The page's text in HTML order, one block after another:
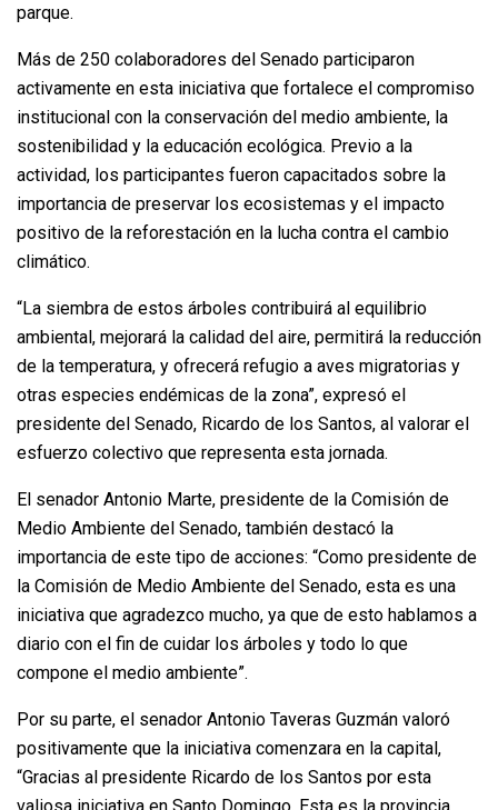
parque.
Más de 250 colaboradores del Senado participaron
activamente en esta iniciativa que fortalece el compromiso
institucional con la conservación del medio ambiente, la
sostenibilidad y la educación ecológica. Previo a la
actividad, los participantes fueron capacitados sobre la
importancia de preservar los ecosistemas y el impacto
positivo de la reforestación en la lucha contra el cambio
climático.
“La siembra de estos árboles contribuirá al equilibrio
ambiental, mejorará la calidad del aire, permitirá la reducción
de la temperatura, y ofrecerá refugio a aves migratorias y
otras especies endémicas de la zona”, expresó el
presidente del Senado, Ricardo de los Santos, al valorar el
esfuerzo colectivo que representa esta jornada.
El senador Antonio Marte, presidente de la Comisión de
Medio Ambiente del Senado, también destacó la
importancia de este tipo de acciones: “Como presidente de
la Comisión de Medio Ambiente del Senado, esta es una
iniciativa que agradezco mucho, ya que de esto hablamos a
diario con el fin de cuidar los árboles y todo lo que
compone el medio ambiente”.
Por su parte, el senador Antonio Taveras Guzmán valoró
positivamente que la iniciativa comenzara en la capital,
“Gracias al presidente Ricardo de los Santos por esta